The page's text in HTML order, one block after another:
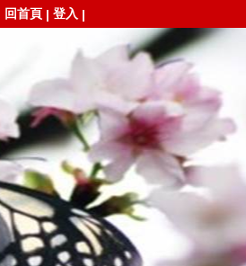
回首頁 | 登入 |